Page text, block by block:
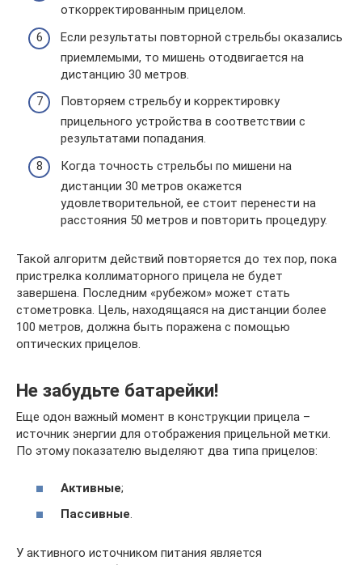
откорректированным прицелом.
Если результаты повторной стрельбы оказались
приемлемыми, то мишень отодвигается на
дистанцию 30 метров.
Повторяем стрельбу и корректировку
прицельного устройства в соответствии с
результатами попадания.
Когда точность стрельбы по мишени на
дистанции 30 метров окажется
удовлетворительной, ее стоит перенести на
расстояния 50 метров и повторить процедуру.
Такой алгоритм действий повторяется до тех пор, пока
пристрелка коллиматорного прицела не будет
завершена. Последним «рубежом» может стать
стометровка. Цель, находящаяся на дистанции более
100 метров, должна быть поражена с помощью
оптических прицелов.
Не забудьте батарейки!
Еще одон важный момент в конструкции прицела –
источник энергии для отображения прицельной метки.
По этому показателю выделяют два типа прицелов:
Активные;
Пассивные.
У активного источником питания является